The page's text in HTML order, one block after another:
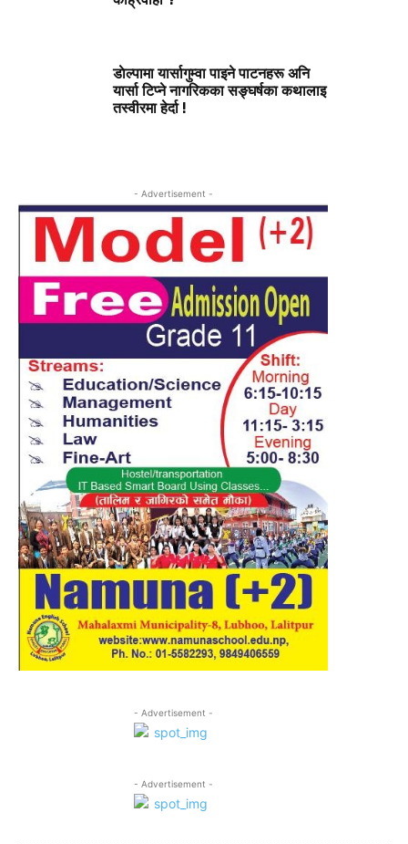
डाेल्पामा यार्सागुम्वा पाइने पाटनहरू अनि
यार्सा टिप्ने नागरिकका सङ्घर्षका कथालाइ
तस्वीरमा हेर्दा !
- Advertisement -
- Advertisement -
- Advertisement -